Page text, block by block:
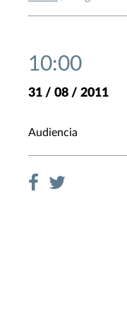
10:00
31 / 08 / 2011
Audiencia